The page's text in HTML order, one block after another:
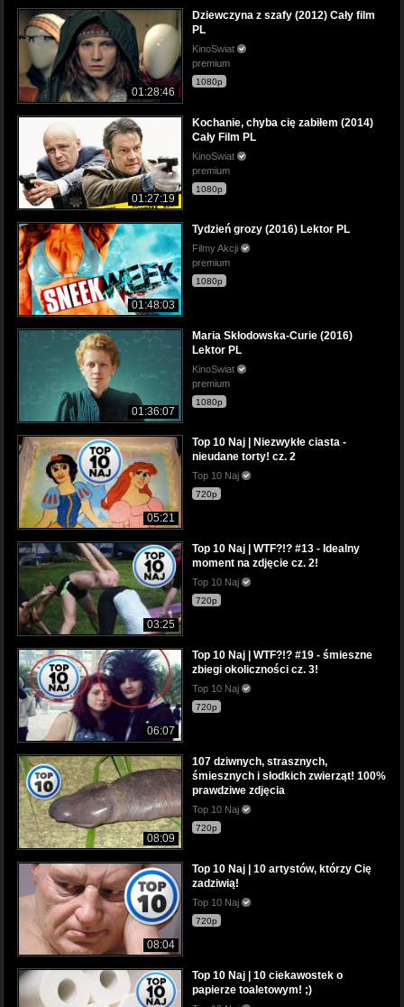
01:28:46
Dziewczyna z szafy (2012) Cały film
PL
KinoSwiat
premium
1080p
01:27:19
Kochanie, chyba cię zabiłem (2014)
Cały Film PL
KinoSwiat
premium
1080p
01:48:03
Tydzień grozy (2016) Lektor PL
Filmy Akcji
premium
1080p
01:36:07
Maria Skłodowska-Curie (2016)
Lektor PL
KinoSwiat
premium
1080p
05:21
Top 10 Naj | Niezwykłe ciasta -
nieudane torty! cz. 2
Top 10 Naj
720p
03:25
Top 10 Naj | WTF?!? #13 - Idealny
moment na zdjęcie cz. 2!
Top 10 Naj
720p
06:07
Top 10 Naj | WTF?!? #19 - śmieszne
zbiegi okoliczności cz. 3!
Top 10 Naj
720p
08:09
107 dziwnych, strasznych,
śmiesznych i słodkich zwierząt! 100%
prawdziwe zdjęcia
Top 10 Naj
720p
08:04
Top 10 Naj | 10 artystów, którzy Cię
zadziwią!
Top 10 Naj
720p
Top 10 Naj | 10 ciekawostek o
papierze toaletowym! ;)